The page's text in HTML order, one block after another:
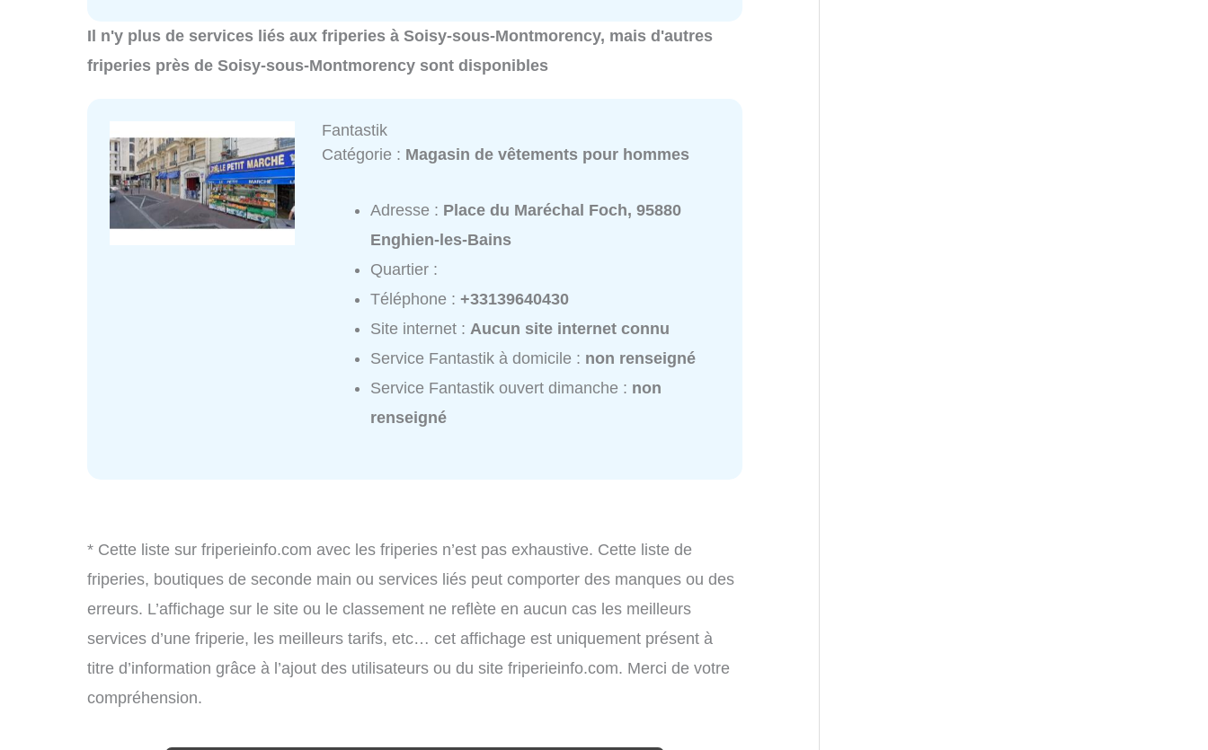
Il n'y plus de services liés aux friperies à Soisy-sous-Montmorency, mais d'autres
friperies près de Soisy-sous-Montmorency sont disponibles
Fantastik
Catégorie : Magasin de vêtements pour hommes
Adresse : Place du Maréchal Foch, 95880
Enghien-les-Bains
Quartier :
Téléphone :+33139640430
Site internet : Aucun site internet connu
Service Fantastik à domicile : non renseigné
Service Fantastik ouvert dimanche : non
renseigné
* Cette liste sur friperieinfo.com avec les friperies n’est pas exhaustive. Cette liste de
friperies, boutiques de seconde main ou services liés peut comporter des manques ou des
erreurs. L’affichage sur le site ou le classement ne reflète en aucun cas les meilleurs
services d’une friperie, les meilleurs tarifs, etc… cet affichage est uniquement présent à
titre d’information grâce à l’ajout des utilisateurs ou du site friperieinfo.com. Merci de votre
compréhension.